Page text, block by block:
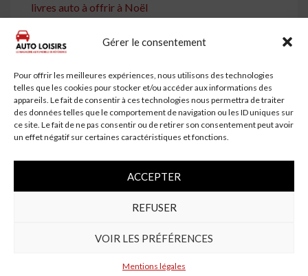
Gérer le consentement
Pour offrir les meilleures expériences, nous utilisons des technologies
telles que les cookies pour stocker et/ou accéder aux informations des
appareils. Le fait de consentir à ces technologies nous permettra de traiter
des données telles que le comportement de navigation ou les ID uniques sur
ce site. Le fait de ne pas consentir ou de retirer son consentement peut avoir
un effet négatif sur certaines caractéristiques et fonctions.
ACCEPTER
REFUSER
VOIR LES PRÉFÉRENCES
Mentions légales
livres auto à offrir à Noël
Fête des Pères
Noël 2024 : Offrez les Meilleurs Livres sur
l'Automobile Adaptés à Votre Budget
'Ferrari : 75 ans' célèbre l'étape historique de la
marque - Car and Driver
Les Bons Plans Lecture : Twingo, Land Rover et
damour histoire indienne